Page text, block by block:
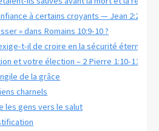
à certains croyants — Jean 2:23-25
» dans Romains 10:9-10 ?
t-il de croire en la sécurité éternelle
et votre élection – 2 Pierre 1:10-11
de la grâce
charnels
les gens vers le salut